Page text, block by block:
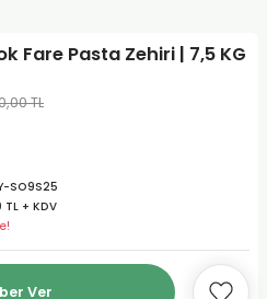
Fare Pasta Zehiri | 7,5 KG
TL
SO9S25
+ KDV
Ver